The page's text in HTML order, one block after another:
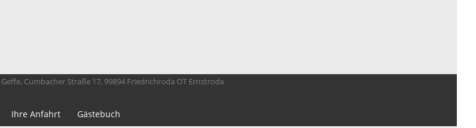
Cumbacher Straße 17, 99894 Friedrichroda OT Ernstroda
Ihre Anfahrt Gästebuch